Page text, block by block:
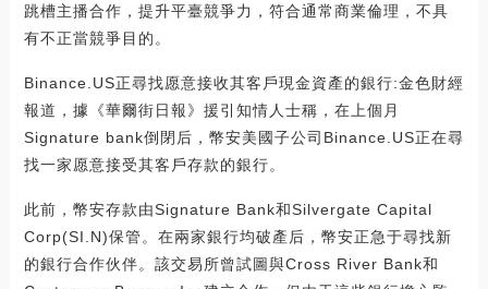
跳槽主播合作，提升平臺競爭力，符合通常商業倫理，不具
有不正當競爭目的。
Binance.US正尋找愿意接收其客戶現金資產的銀行:金色財經
報道，據《華爾街日報》援引知情人士稱，在上個月
Signature bank倒閉后，幣安美國子公司Binance.US正在尋
找一家愿意接受其客戶存款的銀行。
此前，幣安存款由Signature Bank和Silvergate Capital
Corp(SI.N)保管。在兩家銀行均破產后，幣安正急于尋找新
的銀行合作伙伴。該交易所曾試圖與Cross River Bank和